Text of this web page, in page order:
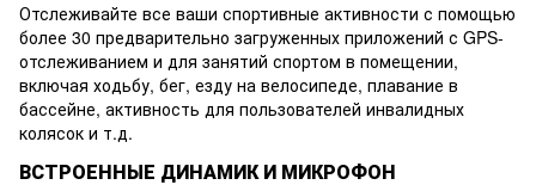
Отслеживайте все ваши спортивные активности с помощью
более 30 предварительно загруженных приложений с GPS-
отслеживанием и для занятий спортом в помещении,
включая ходьбу, бег, езду на велосипеде, плавание в
бассейне, активность для пользователей инвалидных
колясок и т.д.
ВСТРОЕННЫЕ ДИНАМИК И МИКРОФОН